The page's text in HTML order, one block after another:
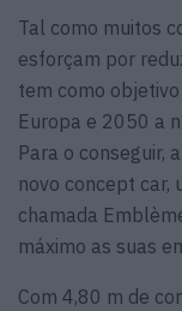
Tal como muitos
esforçam por
tem como
Europa e 2050 a
Para o conseguir,
novo concept car,
chamada
máximo as suas
Com 4,80 m de